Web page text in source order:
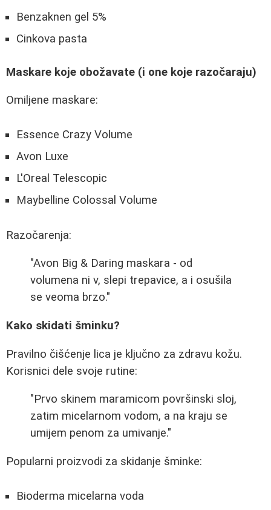
Benzaknen gel 5%
Cinkova pasta
Maskare koje obožavate (i one koje razočaraju)
Omiljene maskare:
Essence Crazy Volume
Avon Luxe
L'Oreal Telescopic
Maybelline Colossal Volume
Razočarenja:
"Avon Big & Daring maskara - od
volumena ni v, slepi trepavice, a i osušila
se veoma brzo."
Kako skidati šminku?
Pravilno čišćenje lica je ključno za zdravu kožu.
Korisnici dele svoje rutine:
"Prvo skinem maramicom površinski sloj,
zatim micelarnom vodom, a na kraju se
umijem penom za umivanje."
Popularni proizvodi za skidanje šminke:
Bioderma micelarna voda